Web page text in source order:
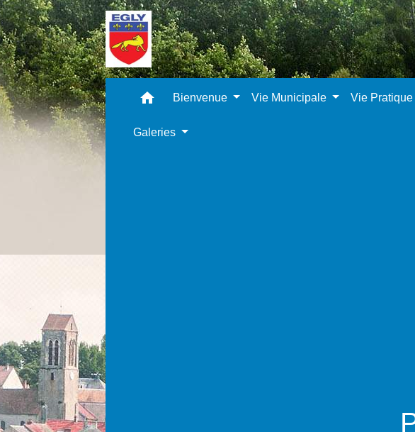
home Bienvenue Vie Municipale Vie Pratique
Galeries